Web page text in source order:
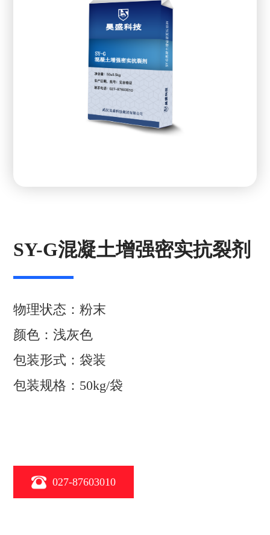
SY-G混凝土增强密实抗裂剂
物理状态：粉末
颜色：浅灰色
包装形式：袋装
包装规格：50kg/袋
027-87603010